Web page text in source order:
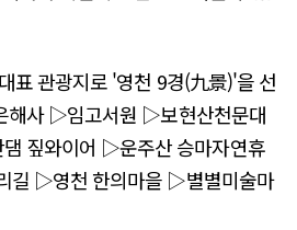
표 관광지로 '영천 9경(九景)'을 선
해사 ▷임고서원 ▷보현산천문대
짚와이어 ▷운주산 승마자연휴
길 ▷영천 한의마을 ▷별별미술마